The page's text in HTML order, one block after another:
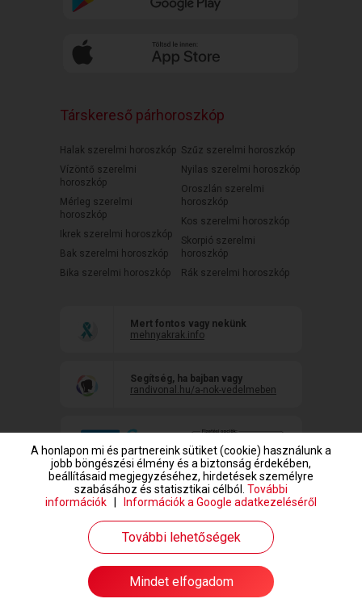
Társkereső párhoroszkóp
Halak szerelmi horoszkóp
Vízöntő szerelmi
horoszkóp
Mérleg szerelmi
horoszkóp
Ikrek szerelmi horoszkóp
Bak szerelmi horoszkóp
Bika szerelmi horoszkóp
Szűz szerelmi horoszkóp
Nyilas szerelmi horoszkóp
Oroszlán szerelmi
horoszkóp
Kos szerelmi horoszkóp
Skorpió szerelmi
horoszkóp
Rák szerelmi horoszkóp
Mert fontos vagy nekünk
mehnyakrak.info
Segítség, ha bajban vagy
randivonal.hu/a-nok-vedelmeben
www.randivonal.hu © Copyright 1999-2026 Dating Central Europe Zrt.
A honlapon mi és partnereink sütiket (cookie) használunk a
jobb böngészési élmény és a biztonság érdekében,
beállításaid megjegyzéséhez, hirdetések személyre
szabásához és statisztikai célból. További
információk
Információk a Google adatkezeléséről
További lehetőségek
Mindet elfogadom